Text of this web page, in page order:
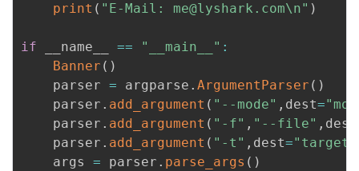
print ( "E-Mail: me@lyshark.com\n" )
if __name__ == "__main__" :
Banner ( )
    parser
= argparse . ArgumentParser ( )
    parser
. add_argument ( "--mode" , dest=
    parser
. add_argument ( "-f" , "--file" , dest
    parser
. add_argument ( "-t" , dest="target"
    args
= parser . parse_args ( )